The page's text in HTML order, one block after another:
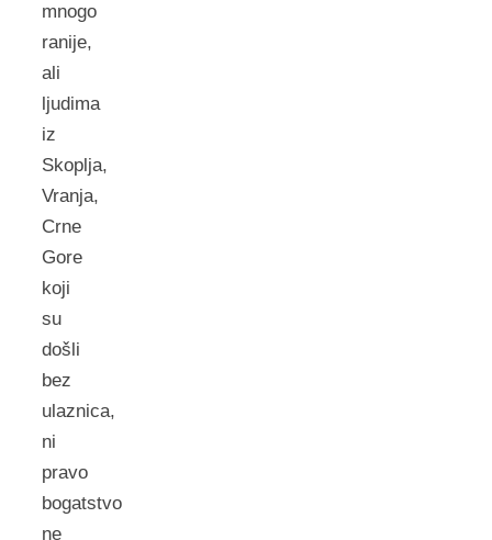
mnogo
ranije,
ali
ljudima
iz
Skoplja,
Vranja,
Crne
Gore
koji
su
došli
bez
ulaznica,
ni
pravo
bogatstvo
ne